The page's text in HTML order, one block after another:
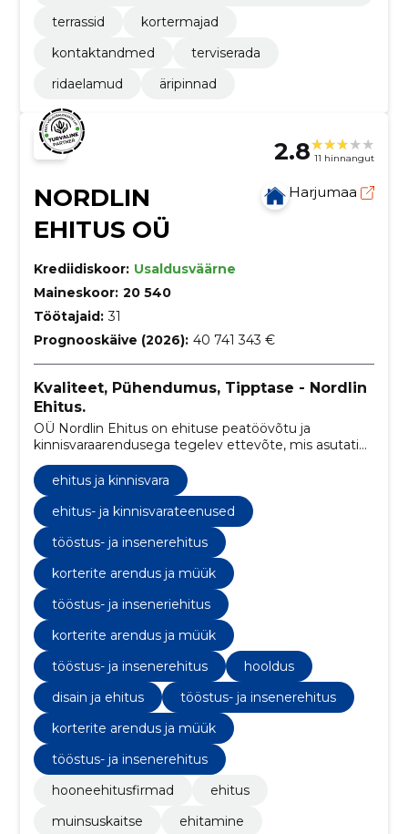
terrassid
kortermajad
kontaktandmed
terviserada
ridaelamud
äripinnad
2.8 11 hinnangut
NORDLIN
EHITUS OÜ
Harjumaa
Krediidiskoor: Usaldusväärne
Maineskoor: 20 540
Töötajaid: 31
Prognooskäive (2026): 40 741 343 €
Kvaliteet, Pühendumus, Tipptase - Nordlin
Ehitus.
OÜ Nordlin Ehitus on ehituse peatöövõtu ja
kinnisvaraarendusega tegelev ettevõte, mis asutati
2010. aastal. Neljateistkümne tegutsemisaasta
jooksul oleme kasvanud üheks turu juhtivaks
ettevõtteks Eestis.
ehitus ja kinnisvara
ehitus- ja kinnisvarateenused
tööstus- ja insenerehitus
korterite arendus ja müük
tööstus- ja inseneriehitus
korterite arendus ja müük
tööstus- ja insenerehitus
hooldus
disain ja ehitus
tööstus- ja insenerehitus
korterite arendus ja müük
tööstus- ja insenerehitus
hooneehitusfirmad
ehitus
muinsuskaitse
ehitamine